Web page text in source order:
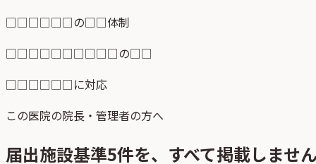
□□□□□□の□□体制
□□□□□□□□□□の□□
□□□□□□に対応
この医院の院長・管理者の方へ
届出施設基準5件を、すべて掲載しませ